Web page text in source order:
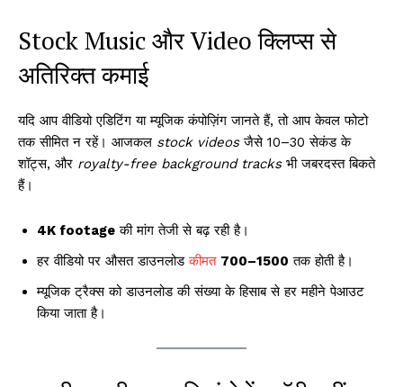
Stock Music और Video क्लिप्स से
अतिरिक्त कमाई
यदि आप वीडियो एडिटिंग या म्यूजिक कंपोज़िंग जानते हैं, तो आप केवल फोटो
तक सीमित न रहें। आजकल stock videosजैसे 10–30 सेकंड के
शॉट्स, और royalty-free background tracksभी जबरदस्त बिकते
हैं।
4K footage की मांग तेजी से बढ़ रही है।
हर वीडियो पर औसत डाउनलोडकीमत ₹700–₹1500 तक होती है।
म्यूजिक ट्रैक्स को डाउनलोड की संख्या के हिसाब से हर महीने पेआउट
किया जाता है।